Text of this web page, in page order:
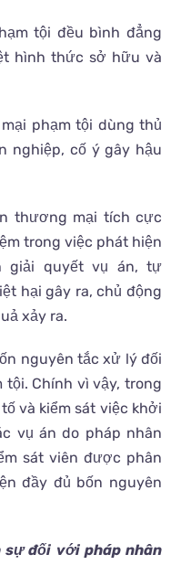
tội đều bình đẳng
hình thức sở hữu và
phạm tội dùng thủ
nghiệp, cố ý gây hậu
thương mại tích cực
trong việc phát hiện
giải quyết vụ án, tự
hại gây ra, chủ động
xảy ra.
nguyên tắc xử lý đối
Chính vì vậy, trong
và kiểm sát việc khởi
vụ án do pháp nhân
sát viên được phân
đầy đủ bốn nguyên
sự đối với pháp nhân